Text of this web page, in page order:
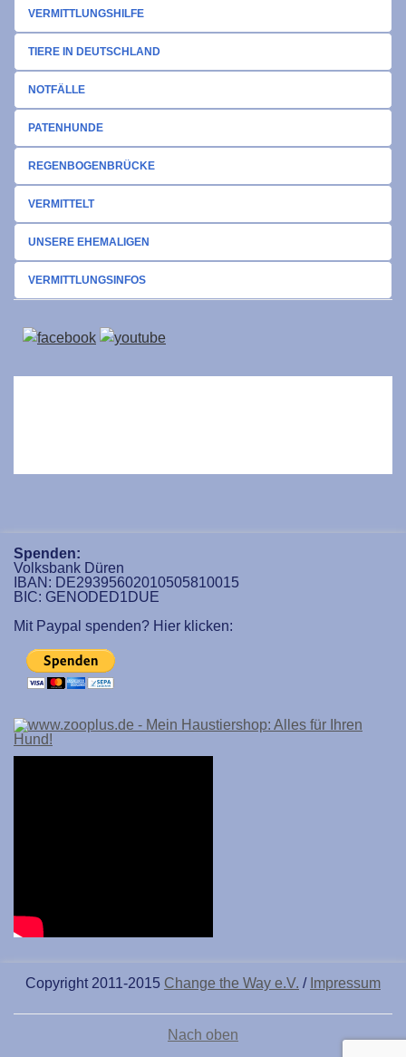
VERMITTLUNGSHILFE
TIERE IN DEUTSCHLAND
NOTFÄLLE
PATENHUNDE
REGENBOGENBRÜCKE
VERMITTELT
UNSERE EHEMALIGEN
VERMITTLUNGSINFOS
Spenden:
Volksbank Düren
IBAN: DE29395602010505810015
BIC: GENODED1DUE
Mit Paypal spenden? Hier klicken:
Copyright 2011-2015 Change the Way e.V. / Impressum
Nach oben